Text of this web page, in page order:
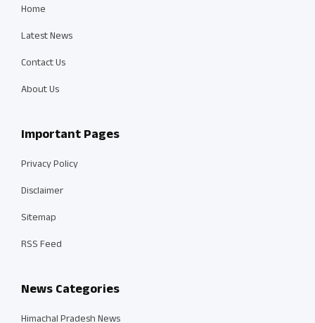
Home
Latest News
Contact Us
About Us
Important Pages
Privacy Policy
Disclaimer
Sitemap
RSS Feed
News Categories